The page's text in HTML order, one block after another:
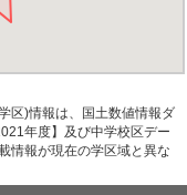
区)情報は、国土数値情報ダ
年度】及び中学校区デー
情報が現在の学区域と異な